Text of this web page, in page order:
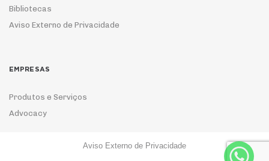
Bibliotecas
Aviso Externo de Privacidade
EMPRESAS
Produtos e Serviços
Advocacy
Aviso Externo de Privacidade